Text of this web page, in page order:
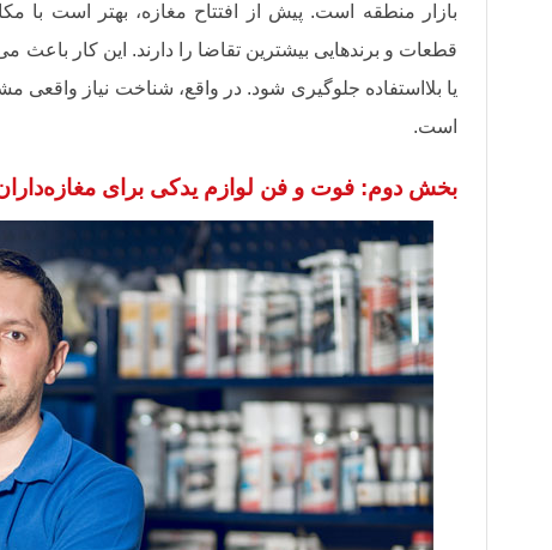
بازار منطقه است. پیش از افتتاح مغازه، بهتر است با
قطعات و برندهایی بیشترین تقاضا را دارند. این کار
یا بلااستفاده جلوگیری شود. در واقع، شناخت نیاز
است.
بخش دوم: فوت و فن لوازم یدکی برای مغازه‌داران